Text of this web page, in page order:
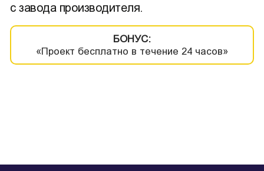
с завода производителя.
БОНУС:
«Проект бесплатно в течение 24 часов»